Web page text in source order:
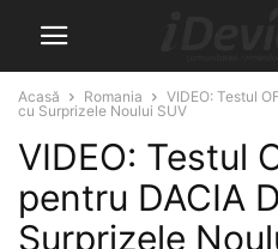
Acasă Romania
VIDEO: Testul
cu Surprizele Noului SUV
VIDEO: Testul
pentru DACIA
Surprizele